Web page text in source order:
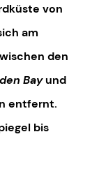
von
am
den
Bayund
entfernt.
bis